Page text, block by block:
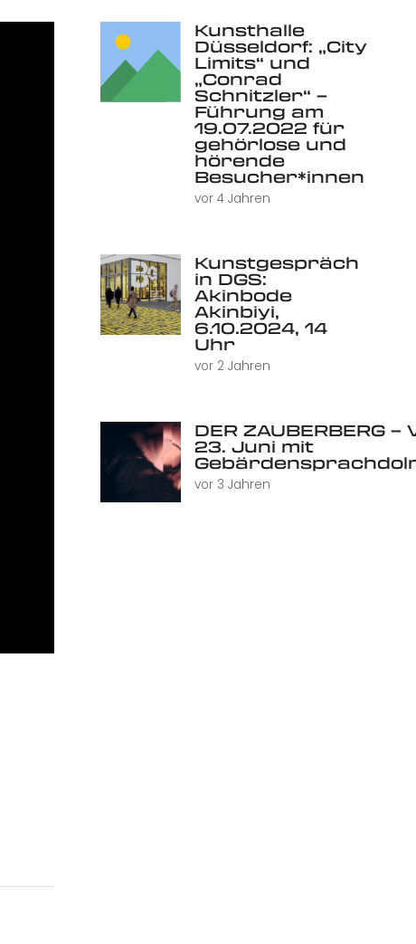
Kunsthalle
Düsseldorf: „City
Limits“ und
„Conrad
Schnitzler“ –
Führung am
19.07.2022 für
gehörlose und
hörende
Besucher*innen
vor 4 Jahren
Kunstgespräch
in DGS:
Akinbode
Akinbiyi,
6.10.2024, 14
Uhr
vor 2 Jahren
DER ZAUBERBERG
23. Juni mit
vor 3 Jahren